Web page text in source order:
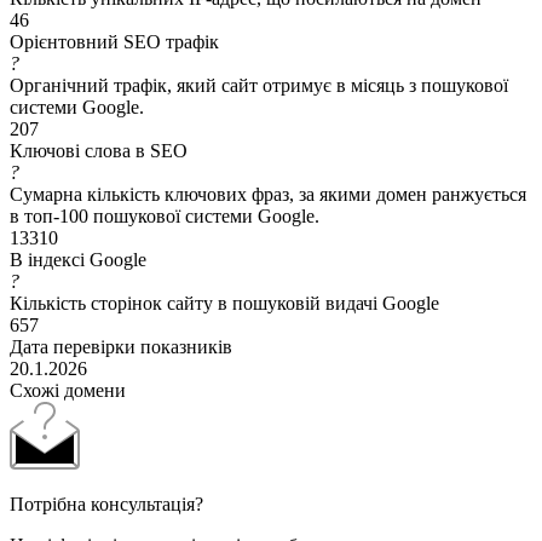
46
Орієнтовний SEO трафік
?
Органічний трафік, який сайт отримує в місяць з пошукової
системи Google.
207
Ключові слова в SEO
?
Сумарна кількість ключових фраз, за якими домен ранжується
в топ-100 пошукової системи Google.
13310
В індексі Google
?
Кількість сторінок сайту в пошуковій видачі Google
657
Дата перевірки показників
20.1.2026
Схожі домени
Потрібна консультація?